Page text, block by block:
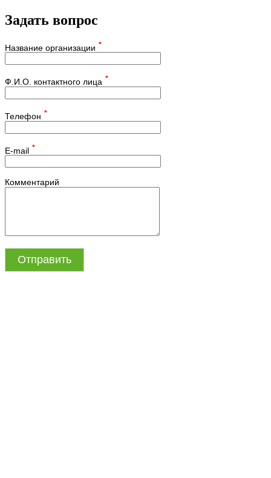
Задать вопрос
Название организации *
Ф.И.О. контактного лица *
Телефон *
E-mail *
Комментарий